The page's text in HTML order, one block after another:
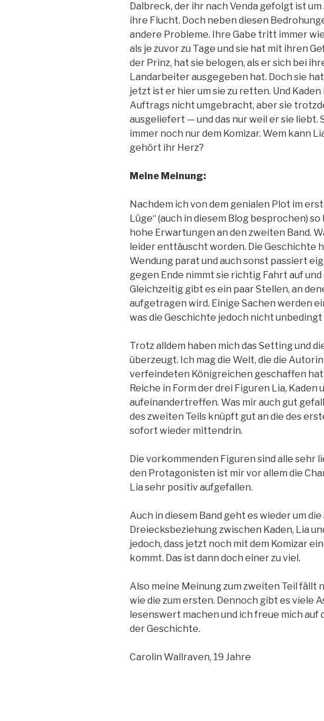
Dalbreck, der ihr nach Venda gefolgt ist
ihre Flucht. Doch neben diesen
andere Probleme. Ihre Gabe tritt immer
als je zuvor zu Tage und sie hat mit ihren
der Prinz, hat sie belogen, als er sich bei
Landarbeiter ausgegeben hat. Doch sie
jetzt ist er hier um sie zu retten. Und
Auftrags nicht umgebracht, aber sie
ausgeliefert — und das nur weil er sie liebt.
immer noch nur dem Komizar. Wem kann
gehört ihr Herz?
Meine Meinung:
Nachdem ich von dem genialen Plot im
Lüge“ (auch in diesem Blog besprochen)
hohe Erwartungen an den zweiten Band.
leider enttäuscht worden. Die Geschichte
Wendung parat und auch sonst passiert
gegen Ende nimmt sie richtig Fahrt auf und
Gleichzeitig gibt es ein paar Stellen, an
aufgetragen wird. Einige Sachen werden
was die Geschichte jedoch nicht
Trotz alldem haben mich das Setting und
überzeugt. Ich mag die Welt, die die
verfeindeten Königreichen geschaffen hat,
Reiche in Form der drei Figuren Lia, Kaden
aufeinandertreffen. Was mir auch gut
des zweiten Teils knüpft gut an die des
sofort wieder mittendrin.
Die vorkommenden Figuren sind alle sehr
den Protagonisten ist mir vor allem die
Lia sehr positiv aufgefallen.
Auch in diesem Band geht es wieder um
Dreiecksbeziehung zwischen Kaden, Lia
jedoch, dass jetzt noch mit dem Komizar
kommt. Das ist dann doch einer zu viel.
Also meine Meinung zum zweiten Teil fällt
wie die zum ersten. Dennoch gibt es viele
lesenswert machen und ich freue mich
der Geschichte.
Carolin Wallraven, 19 Jahre